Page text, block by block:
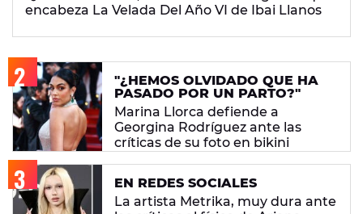
encabeza La Velada Del Año VI de Ibai Llanos
"¿HEMOS OLVIDADO QUE HA
PASADO POR UN PARTO?"
Marina Llorca defiende a
Georgina Rodríguez ante las
críticas de su foto en bikini
EN REDES SOCIALES
La artista Metrika, muy dura ante